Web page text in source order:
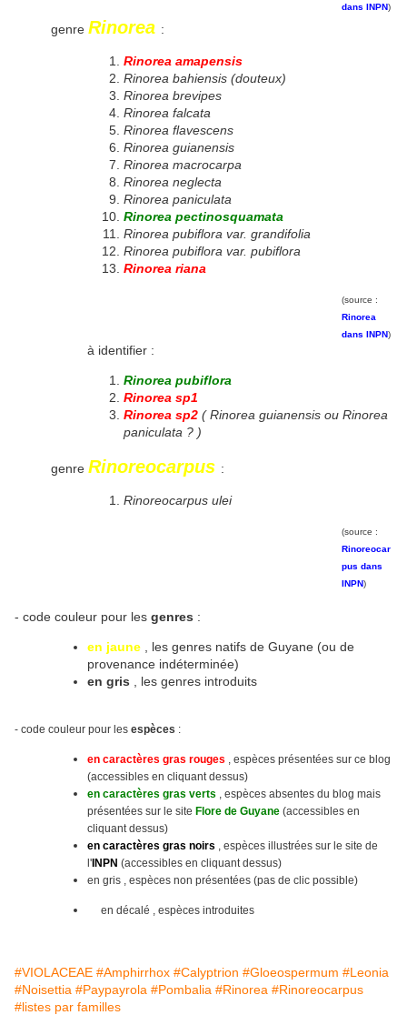
dans INPN)
genre Rinorea :
Rinorea amapensis
Rinorea bahiensis (douteux)
Rinorea brevipes
Rinorea falcata
Rinorea flavescens
Rinorea guianensis
Rinorea macrocarpa
Rinorea neglecta
Rinorea paniculata
Rinorea pectinosquamata
Rinorea pubiflora var. grandifolia
Rinorea pubiflora var. pubiflora
Rinorea riana
(source :
Rinorea
dans INPN)
à identifier :
Rinorea pubiflora
Rinorea sp1
Rinorea sp2 ( Rinorea guianensis ou Rinorea
paniculata ? )
genre Rinoreocarpus :
Rinoreocarpus ulei
(source :
Rinoreocar
pus dans
INPN)
- code couleur pour les genres :
en jaune
, les genres natifs de Guyane (ou de
provenance indéterminée)
en gris
, les genres introduits
- code couleur pour les espèces :
en caractères gras rouges , espèces présentées sur ce blog
(accessibles en cliquant dessus)
en caractères gras verts , espèces absentes du blog mais
présentées sur le site Flore de Guyane (accessibles en
cliquant dessus)
en caractères gras noirs , espèces illustrées sur le site de
l' INPN (accessibles en cliquant dessus)
en gris , espèces non présentées (pas de clic possible)
en décalé , espèces introduites
#VIOLACEAE #Amphirrhox #Calyptrion #Gloeospermum #Leonia
#Noisettia #Paypayrola #Pombalia #Rinorea #Rinoreocarpus
#listes par familles